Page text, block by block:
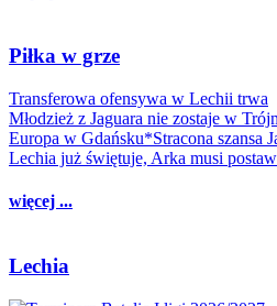
Piłka w grze
Transferowa ofensywa w Lechii trwa
Młodzież z Jaguara nie zostaje w
Europa w Gdańsku*Stracona szansa
Lechia już świętuje, Arka musi
więcej ...
Lechia